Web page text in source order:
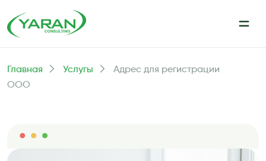
Главная Услугы
Адрес для регистрации
ООО